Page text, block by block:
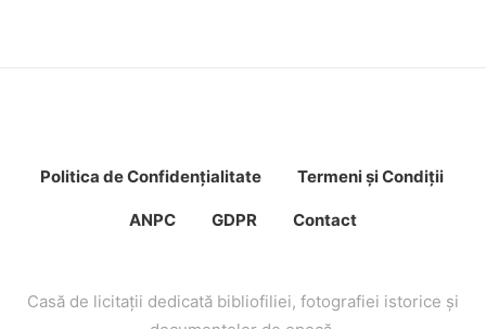
Politica de Confidenţialitate Termeni şi Condiţii
ANPC GDPR Contact
Casă de licitaţii dedicată bibliofiliei, fotografiei istorice şi